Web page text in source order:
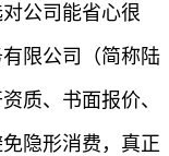
公司能省心很
限公司（简称陆
质、书面报价、
隐形消费，真正